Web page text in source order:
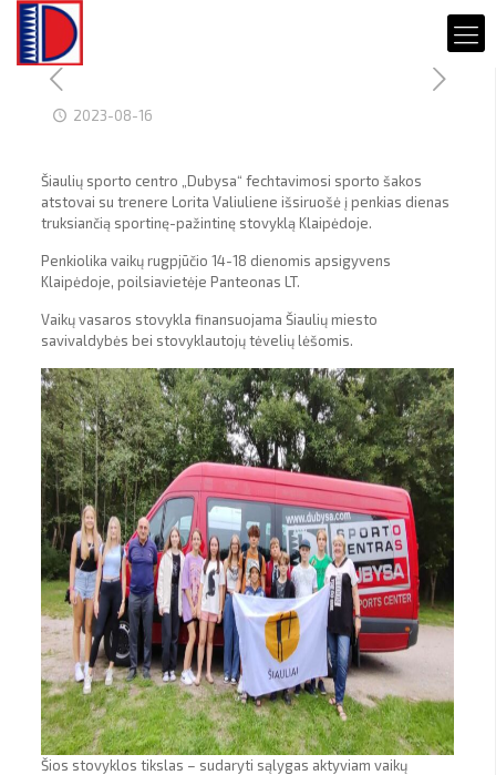
2023-08-16
Šiaulių sporto centro „Dubysa“ fechtavimosi sporto šakos
atstovai su trenere Lorita Valiuliene išsiruošė į penkias dienas
truksiančią sportinę-pažintinę stovyklą Klaipėdoje.
Penkiolika vaikų rugpjūčio 14-18 dienomis apsigyvens
Klaipėdoje, poilsiavietėje Panteonas LT.
Vaikų vasaros stovykla finansuojama Šiaulių miesto
savivaldybės bei stovyklautojų tėvelių lėšomis.
Šios stovyklos tikslas – sudaryti sąlygas aktyviam vaikų